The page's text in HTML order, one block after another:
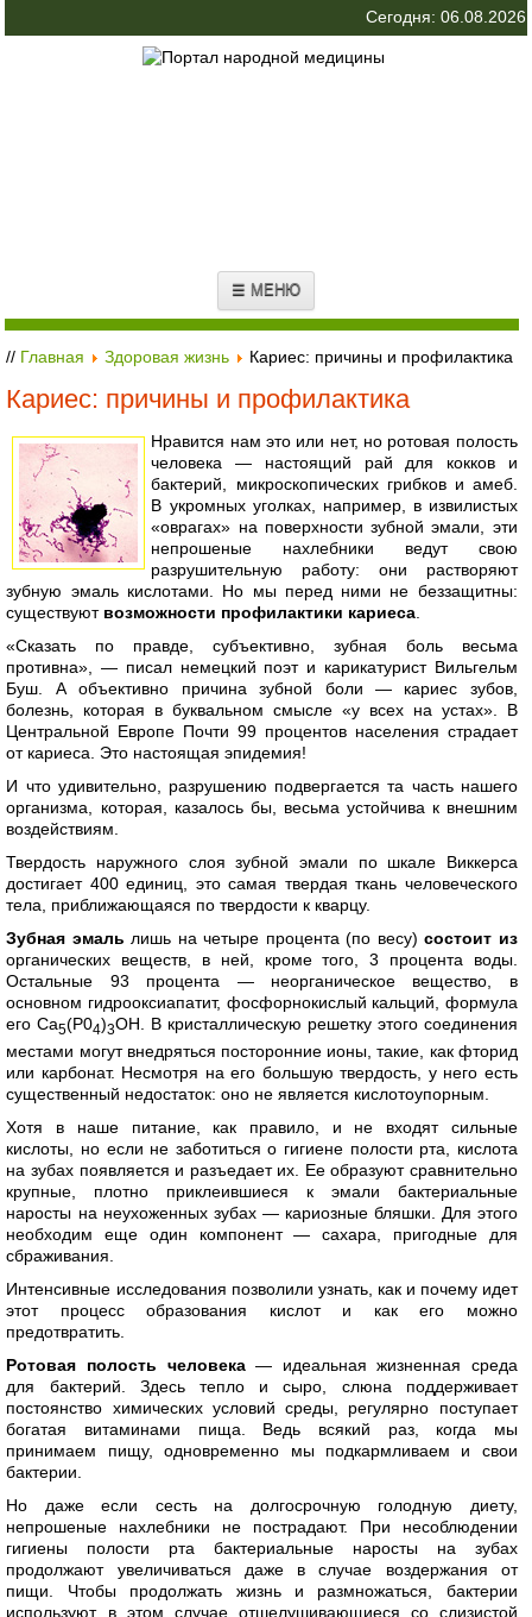
Сегодня: 06.08.2026
☰ МЕНЮ
// Главная Здоровая жизнь Кариес: причины и профилактика
Кариес: причины и профилактика
Нравится нам это или нет, но ротовая полость
человека — настоящий рай для кокков и
бактерий, микроскопических грибков и амеб.
В укромных уголках, например, в извилистых
«оврагах» на поверхности зубной эмали, эти
непрошеные нахлебники ведут свою
разрушительную работу: они растворяют
зубную эмаль кислотами. Но мы перед ними не беззащитны:
существуют возможности профилактики кариеса
«Сказать по правде, субъективно, зубная боль весьма
противна», — писал немецкий поэт и карикатурист Вильгельм
Буш. А объективно причина зубной боли — кариес зубов,
болезнь, которая в буквальном смысле «у всех на устах». В
Центральной Европе Почти 99 процентов населения страдает
от кариеса. Это настоящая эпидемия!
И что удивительно, разрушению подвергается та часть нашего
организма, которая, казалось бы, весьма устойчива к внешним
воздействиям.
Твердость наружного слоя зубной эмали по шкале Виккерса
достигает 400 единиц, это самая твердая ткань человеческого
тела, приближающаяся по твердости к кварцу.
Зубная эмаль лишь на четыре процента (по весу)состоит из
органических веществ, в ней, кроме того, 3 процента воды.
Остальные 93 процента — неорганическое вещество, в
основном гидрооксиапатит, фосфорнокислый кальций, формула
его Са5(Р04)3ОН. В кристаллическую решетку этого соединения
местами могут внедряться посторонние ионы, такие, как фторид
или карбонат. Несмотря на его большую твердость, у него есть
существенный недостаток: оно не является кислотоупорным.
Хотя в наше питание, как правило, и не входят сильные
кислоты, но если не заботиться о гигиене полости рта, кислота
на зубах появляется и разъедает их. Ее образуют сравнительно
крупные, плотно приклеившиеся к эмали бактериальные
наросты на неухоженных зубах — кариозные бляшки. Для этого
необходим еще один компонент — сахара, пригодные для
сбраживания.
Интенсивные исследования позволили узнать, как и почему идет
этот процесс образования кислот и как его можно
предотвратить.
Ротовая полость человека— идеальная жизненная среда
для бактерий. Здесь тепло и сыро, слюна поддерживает
постоянство химических условий среды, регулярно поступает
богатая витаминами пища. Ведь всякий раз, когда мы
принимаем пищу, одновременно мы подкармливаем и свои
бактерии.
Но даже если сесть на долгосрочную голодную диету,
непрошеные нахлебники не пострадают. При несоблюдении
гигиены полости рта бактериальные наросты на зубах
продолжают увеличиваться даже в случае воздержания от
пищи. Чтобы продолжать жизнь и размножаться, бактерии
используют в этом случае отшелушивающиеся со слизистой